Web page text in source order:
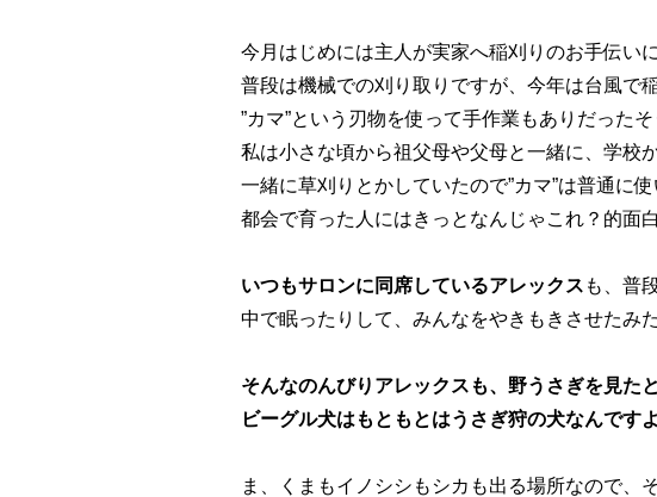
今月はじめには主人が実家へ稲刈りのお手伝い
普段は機械での刈り取りですが、今年は台風で
”カマ”という刃物を使って手作業もありだったそ
私は小さな頃から祖父母や父母と一緒に、学校
一緒に草刈りとかしていたので”カマ”は普通に使
都会で育った人にはきっとなんじゃこれ？的面
いつもサロンに同席しているアレックス も、 普
中で眠ったりして、 みんなをやきもきさせたみ
そんなのんびりアレックスも、野うさぎを見た
ビーグル犬はもともとはうさぎ狩の犬なんで
ま、くまもイノシシもシカも出る場所なので、